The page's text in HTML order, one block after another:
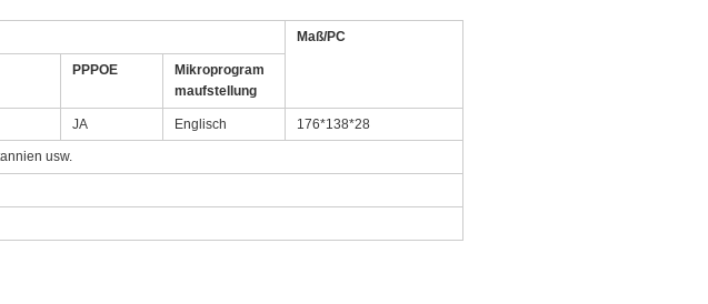
Maß/PC
PPPOE
Mikroprogram
maufstellung
JA Englisch 176*138*28
usw.